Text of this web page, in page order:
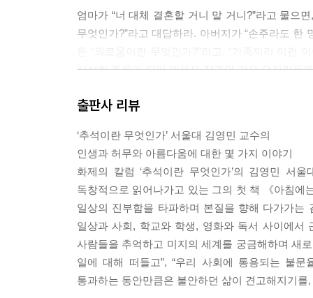
엄마가 “너 대체 결혼할 거니 말 거니?”라고 물으
무엇인가?”라고 대답하라. 아버지가 “손주라도 한
신성한 주문이 되어 해묵은 잡귀와 같은 오지랖들
애써 시험공부를 해서 기왕에 대학에 들어왔다면,
을 그 환한 앎에서 얻어야 한다. 세상에는 자신이
능 이후]에서
미래에 우리가 죽음을 앞두고 스스로의 삶을 평가
나 사회적 명예를 누렸느냐, 누가 오래 살았느냐
고 있느냐는 것입니다. 그럼 어떤 것이 좋은 이야
모든 이야기에 끝이 있듯이, 인생에도 끝이 있다.
가 좌우된다. 결말이 어떠하냐에 따라 그동안 진
출판사 리뷰
‘추석이란 무엇인가’ 서울대 김영민 교수의
인생과 허무와 아름다움에 대한 몇 가지 이야기
화제의 칼럼 ‘추석이란 무엇인가’의 김영민 서
독창적으로 읽어나가고 있는 그의 첫 책 《아침
일상의 진부함을 타파하며 본질을 향해 다가가
일상과 사회, 학교와 학생, 영화와 독서 사이에서
사람들을 추억하고 미지의 세계를 궁금해하며 새
일에 대해 떠들고”, “우리 사회에 통용되는 불
통과하는 동안만큼은 불안하던 삶이 견고해지기